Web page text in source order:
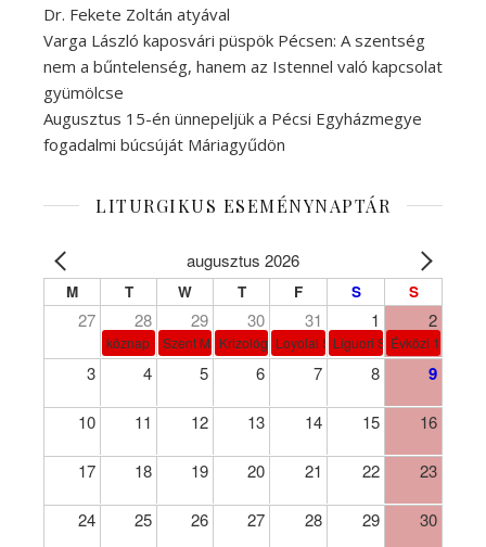
Dr. Fekete Zoltán atyával
Varga László kaposvári püspök Pécsen: A szentség
nem a bűntelenség, hanem az Istennel való kapcsolat
gyümölcse
Augusztus 15-én ünnepeljük a Pécsi Egyházmegye
fogadalmi búcsúját Máriagyűdön
LITURGIKUS ESEMÉNYNAPTÁR
augusztus 2026
M T W T F S S
27 28 29 30 31 1 2
köznap Szent Márta, Mária és Lázár
Krizológ Szent Péter
Loyolai Szent IgnácLiguori Szent Alfonz pk-et.
Évközi 18.
3 4 5 6 7 8 9
10 11 12 13 14 15 16
17 18 19 20 21 22 23
24 25 26 27 28 29 30